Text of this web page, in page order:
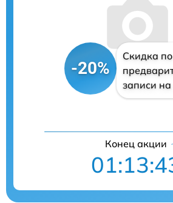
-20%
Скидка по
записи на
Конец акции